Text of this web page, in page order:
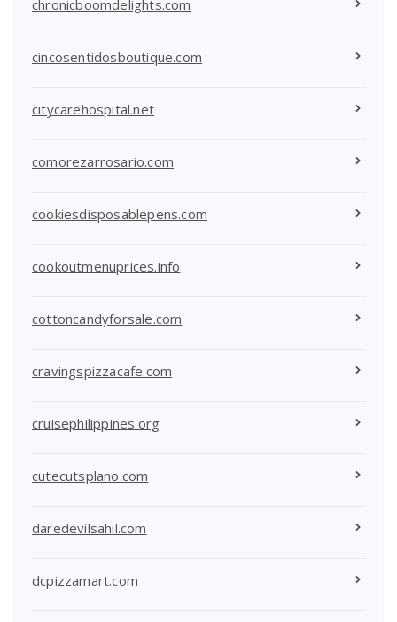
chronicboomdelights.com
cincosentidosboutique.com
citycarehospital.net
comorezarrosario.com
cookiesdisposablepens.com
cookoutmenuprices.info
cottoncandyforsale.com
cravingspizzacafe.com
cruisephilippines.org
cutecutsplano.com
daredevilsahil.com
dcpizzamart.com